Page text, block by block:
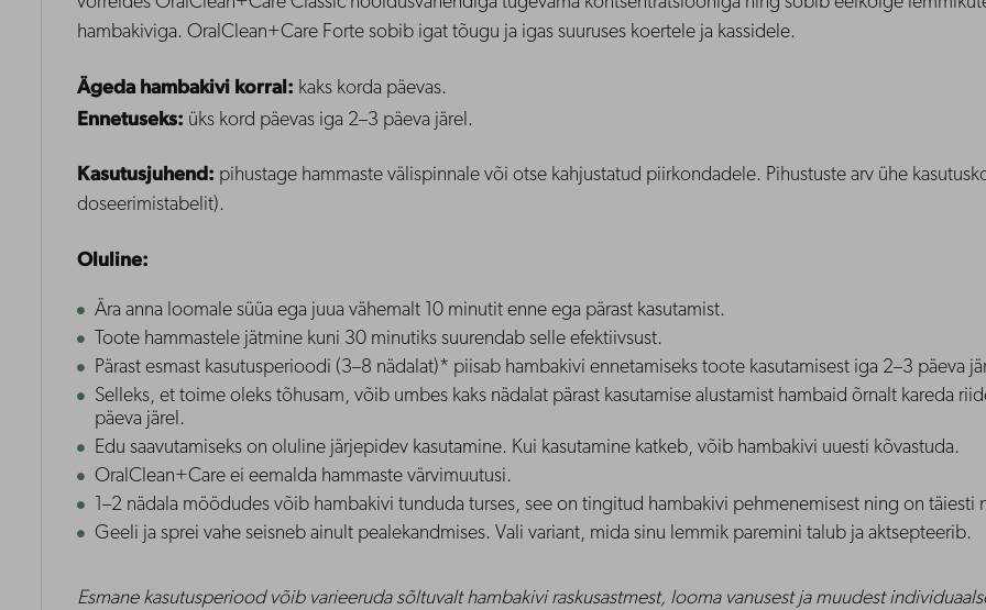
hambakiviga. OralClean+Care Forte sobib igat tõugu ja igas suuruses koertele ja kassidele.
Ägeda hambakivi korral: kaks korda päevas.
Ennetuseks: üks kord päevas iga 2–3 päeva järel.
Kasutusjuhend: pihustage hammaste välispinnale või otse kahjustatud piirkondadele. Pihustuste arv ühe
doseerimistabelit).
Oluline:
Ära anna loomale süüa ega juua vähemalt 10 minutit enne ega pärast kasutamist.
Toote hammastele jätmine kuni 30 minutiks suurendab selle efektiivsust.
Pärast esmast kasutusperioodi (3–8 nädalat)* piisab hambakivi ennetamiseks toote kasutamisest iga 2–3 päeva
Selleks, et toime oleks tõhusam, võib umbes kaks nädalat pärast kasutamise alustamist hambaid õrnalt kareda
päeva järel.
Edu saavutamiseks on oluline järjepidev kasutamine. Kui kasutamine katkeb, võib hambakivi uuesti kõvastuda.
OralClean+Care ei eemalda hammaste värvimuutusi.
1–2 nädala möödudes võib hambakivi tunduda turses, see on tingitud hambakivi pehmenemisest ning on täiesti
Geeli ja sprei vahe seisneb ainult pealekandmises. Vali variant, mida sinu lemmik paremini talub ja aktsepteerib.
Esmane kasutusperiood võib varieeruda sõltuvalt hambakivi raskusastmest, looma vanusest ja muudest